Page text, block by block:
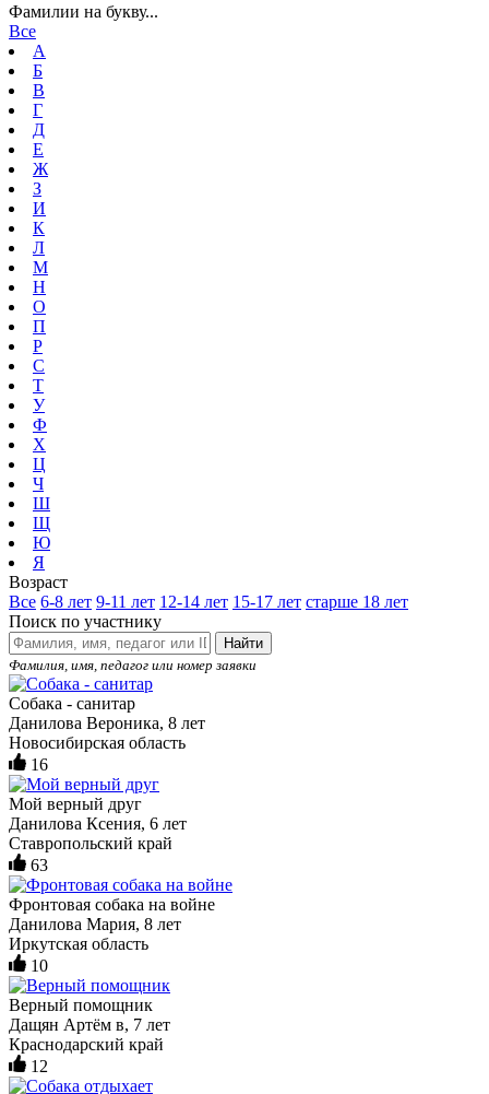
Фамилии на букву...
Все
А
Б
В
Г
Д
Е
Ж
З
И
К
Л
М
Н
О
П
Р
С
Т
У
Ф
Х
Ц
Ч
Ш
Щ
Ю
Я
Возраст
Все 6-8 лет 9-11 лет 12-14 лет 15-17 лет старше 18 лет
Поиск по участнику
Найти
Фамилия, имя, педагог или номер заявки
Собака - санитар
Данилова Вероника, 8 лет
Новосибирская область
16
Мой верный друг
Данилова Ксения, 6 лет
Ставропольский край
63
Фронтовая собака на войне
Данилова Мария, 8 лет
Иркутская область
10
Верный помощник
Дащян Артём в, 7 лет
Краснодарский край
12